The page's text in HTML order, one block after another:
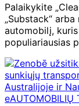
Palaikykite
„Substack“
automobilį,
populiariausias
eAUTOMOBILIŲ